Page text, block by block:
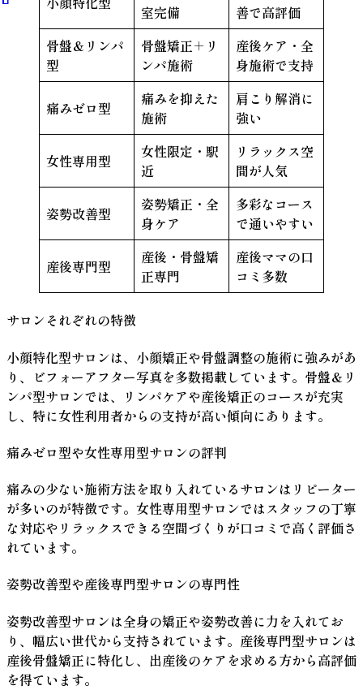
室完備
善で高評価
骨盤＆リンパ
型
骨盤矯正＋リ
ンパ施術
産後ケア・全
身施術で支持
痛みゼロ型
痛みを抑えた
施術
肩こり解消に
強い
女性専用型
女性限定・駅
近
リラックス空
間が人気
姿勢改善型
姿勢矯正・全
身ケア
多彩なコース
で通いやすい
産後専門型
産後・骨盤矯
正専門
産後ママの口
コミ多数
サロンそれぞれの特徴
小顔特化型サロンは、小顔矯正や骨盤調整の施術に強みがあ
り、ビフォーアフター写真を多数掲載しています。骨盤＆リ
ンパ型サロンでは、リンパケアや産後矯正のコースが充実
し、特に女性利用者からの支持が高い傾向にあります。
痛みゼロ型や女性専用型サロンの評判
痛みの少ない施術方法を取り入れているサロンはリピーター
が多いのが特徴です。女性専用型サロンではスタッフの丁寧
な対応やリラックスできる空間づくりが口コミで高く評価さ
れています。
姿勢改善型や産後専門型サロンの専門性
姿勢改善型サロンは全身の矯正や姿勢改善に力を入れてお
り、幅広い世代から支持されています。産後専門型サロンは
産後骨盤矯正に特化し、出産後のケアを求める方から高評価
を得ています。